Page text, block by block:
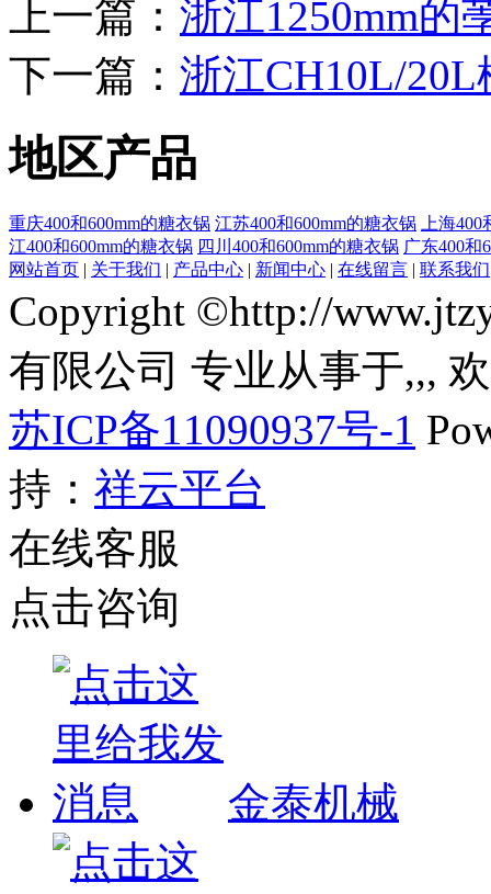
上一篇： 浙江1250mm的
下一篇： 浙江CH10L/
地区产品
重庆400和600mm的糖衣锅 江苏400和600mm的糖衣锅
上海
江400和600mm的糖衣锅 四川400和600mm的糖衣锅 广东400和
网站首页 | 关于我们 | 产品中心 | 新闻中心 | 在线留言 | 联系我们
Copyright ©http://
有限公司 专业从事于,,,
苏ICP备11090937号-1
持： 祥云平台
在线客服
点击咨询
金泰机械